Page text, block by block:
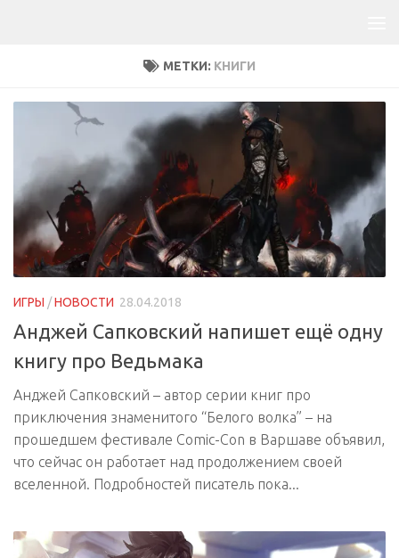
МЕТКИ: КНИГИ
ИГРЫ /НОВОСТИ 28.04.2018
Анджей Сапковский напишет ещё одну
книгу про Ведьмака
Анджей Сапковский – автор серии книг про
приключения знаменитого “Белого волка” – на
прошедшем фестивале Comic-Con в Варшаве объявил,
что сейчас он работает над продолжением своей
вселенной. Подробностей писатель пока...